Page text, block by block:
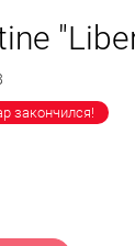
закончился!